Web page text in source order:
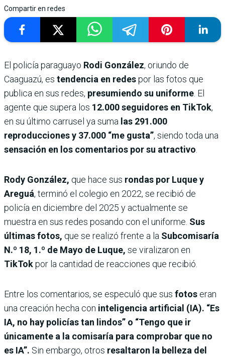
Compartir en redes
El policía paraguayo Rodi González, oriundo de
Caaguazú, es tendencia en redespor las fotos que
publica en sus redes, presumiendo su uniforme . El
agente que supera los 12.000 seguidores en TikTok,
en su último carrusel ya suma las 291.000
reproducciones y 37.000 “me gusta”, siendo toda una
sensación en los comentarios por su atractivo
Rody González, que hace sus rondas por Luque y
Areguá, terminó el colegio en 2022, se recibió de
policía en diciembre del 2025 y actualmente se
muestra en sus redes posando con el uniforme. Sus
últimas fotos, que se realizó frente a la Subcomisaría
N.º 18, 1.º de Mayo de Luque, se viralizaron en
TikTokpor la cantidad de reacciones que recibió.
Entre los comentarios, se especuló que sus fotos eran
una creación hecha con inteligencia artificial (IA). “Es
IA, no hay policías tan lindos” o “Tengo que ir
únicamente a la comisaría para comprobar que no
es IA”. Sin embargo, otros resaltaron la belleza del